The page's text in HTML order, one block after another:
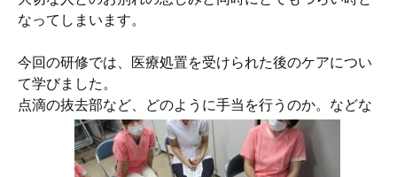
なってしまいます。
今回の研修では、医療処置を受けられた後のケアについ
て学びました。
点滴の抜去部など、どのように手当を行うのか。などな